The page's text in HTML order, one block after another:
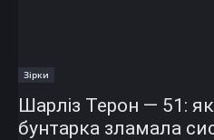
Зірки
Шарліз Терон — 51:
бунтарка зламала